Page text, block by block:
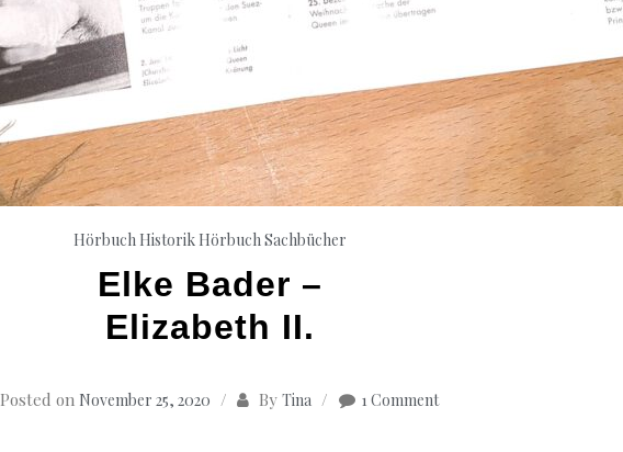
Hörbuch Historik Hörbuch Sachbücher
Elke Bader –
Elizabeth II.
Posted on November 25, 2020 ByTina 1 Comment